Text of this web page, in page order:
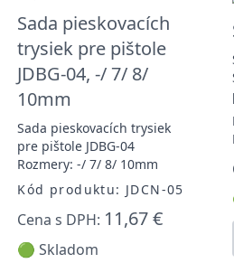
Sada pieskovacích
trysiek pre pištole
JDBG-04, -/ 7/ 8/
10mm
Sada pieskovacích trysiek
pre pištole JDBG-04
Rozmery: -/ 7/ 8/ 10mm
Kód produktu: JDCN-05
Cena s DPH: 11,67 €
🟢 Skladom